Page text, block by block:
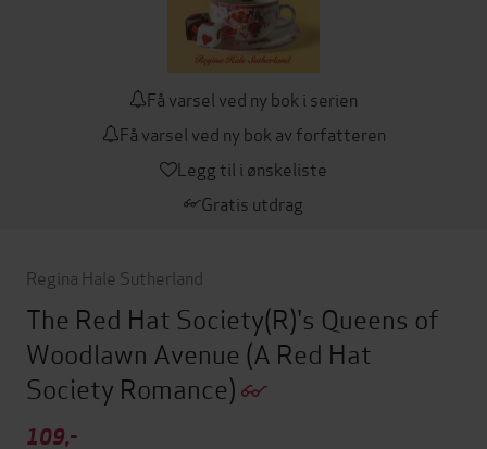
Få varsel ved ny bok i serien
Få varsel ved ny bok av forfatteren
Legg til i ønskeliste
Gratis utdrag
Regina Hale Sutherland
The Red Hat Society(R)'s Queens of
Woodlawn Avenue (A Red Hat
Society Romance)
109,-